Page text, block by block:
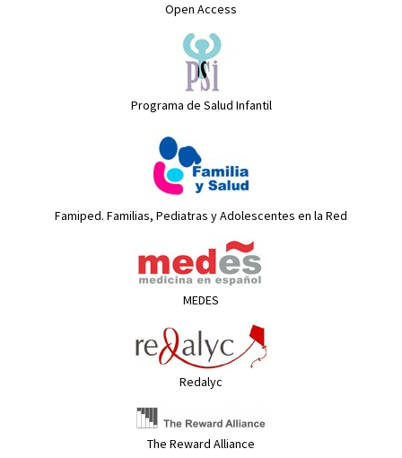
Open Access
Programa de Salud Infantil
Famiped. Familias, Pediatras y Adolescentes en la Red
MEDES
Redalyc
The Reward Alliance